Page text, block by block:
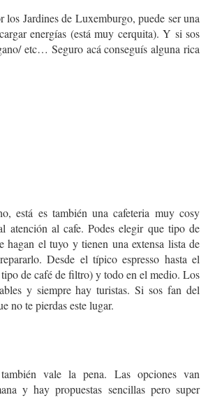
los Jardines de Luxemburgo, puede ser una
energías (está muy cerquita). Y si sos
etc… Seguro acá conseguís alguna rica
está es también una cafeteria muy cosy
atención al cafe. Podes elegir que tipo de
hagan el tuyo y tienen una extensa lista de
Desde el típico espresso hasta el
de café de filtro) y todo en el medio. Los
y siempre hay turistas. Si sos fan del
no te pierdas este lugar.
vale la pena. Las opciones van
y hay propuestas sencillas pero super